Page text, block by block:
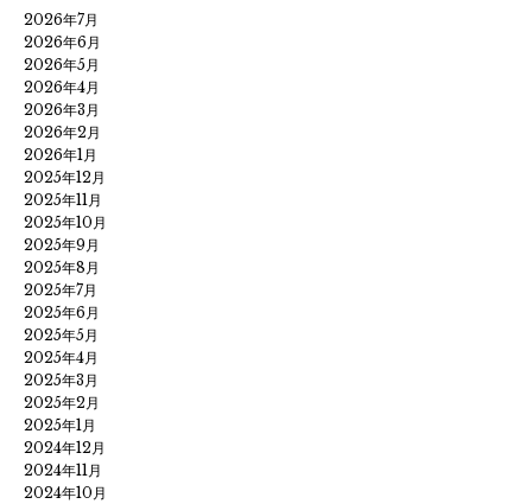
2026年7月
2026年6月
2026年5月
2026年4月
2026年3月
2026年2月
2026年1月
2025年12月
2025年11月
2025年10月
2025年9月
2025年8月
2025年7月
2025年6月
2025年5月
2025年4月
2025年3月
2025年2月
2025年1月
2024年12月
2024年11月
2024年10月